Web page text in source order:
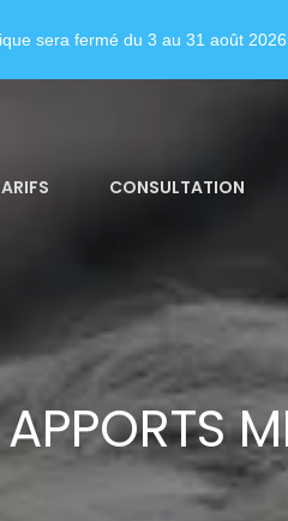
CONSULTATION
sera fermé du 3 au 31 août